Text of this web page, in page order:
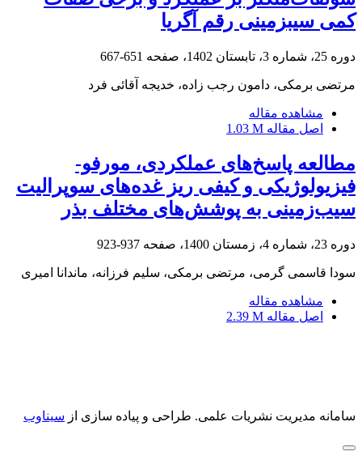
کمی سیب‏زمینی رقم آگریا
دوره 25، شماره 3، تابستان 1402، صفحه 651-667
مرتضی برمکی، دامون رجب زاده، خدیجه آقائی فرد
مشاهده مقاله
اصل مقاله 1.03 M
مطالعه پاسخ‌های عملکردی، مورفو-
فیزیولوژیکی و کیفی ریز غده‌های سوپرالیت
سیب‌زمینی به پوشش‌های مختلف بذر
دوره 23، شماره 4، زمستان 1400، صفحه 937-923
سودا قاسمی گرمی، مرتضی برمکی، سلیم فرزانه، ماندانا امیری
مشاهده مقاله
اصل مقاله 2.39 M
سامانه مدیریت نشریات علمی. طراحی و پیاده سازی از سیناوب